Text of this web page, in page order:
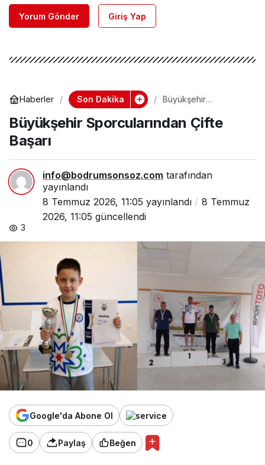
Yorum Gönder Giriş Yap
Haberler Son Dakika
Büyükşehir
Başarı
Büyükşehir Sporcularından Çifte
Başarı
info@bodrumsonsoz.com tarafından
yayınlandı
8 Temmuz 2026, 11:05 yayınlandı
8 Temmuz
2026, 11:05 güncellendi
3
Google'da Abone Ol
0 Paylaş Beğen